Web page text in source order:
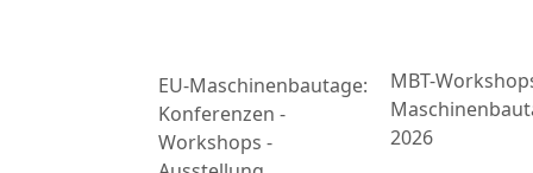
EU-Maschinenbautage:
Konferenzen -
Workshops -
MBT-
2026